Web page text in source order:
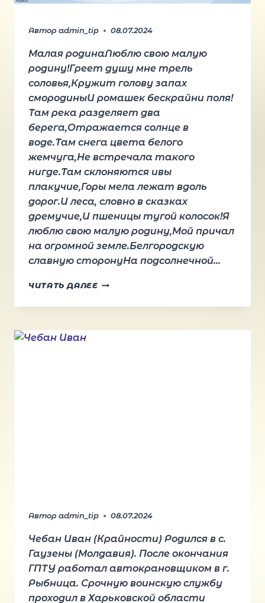
Автор admin_tip 08.07.2024
Малая родинаЛюблю свою малую
родину!Греет душу мне трель
соловья,Кружит голову запах
смородиныИ ромашек бескрайни поля!
Там река разделяет два
берега,Отражается солнце в
воде.Там снега цвета белого
жемчуга,Не встречала такого
нигде.Там склоняются ивы
плакучие,Горы мела лежат вдоль
дорог.И леса, словно в сказках
дремучие,И пшеницы тугой колосок!Я
люблю свою малую родину,Мой причал
на огромной земле.Белгородскую
славную сторонуНа подсолнечной…
ЧИТАТЬ ДАЛЕЕПОДБОРКА
АВТОР
ТРУБНИКОВА
Автор admin_tip 08.07.2024
Чебан Иван (Крайности) Родился в с.
Гаузены (Молдавия). После окончания
ГПТУ работал автокрановщиком в г.
Рыбница. Срочную воинскую службу
проходил в Харьковской области